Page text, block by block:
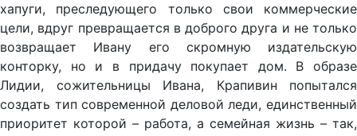
хапуги, преследующего только свои коммерческие
цели, вдруг превращается в доброго друга и не только
возвращает Ивану его скромную издательскую
конторку, но и в придачу покупает дом. В образе
Лидии, сожительницы Ивана, Крапивин попытался
создать тип современной деловой леди, единственный
приоритет которой – работа, а семейная жизнь – так,